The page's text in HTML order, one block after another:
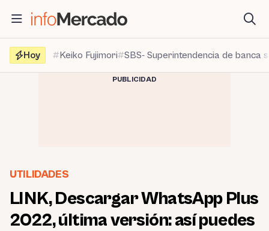
contenido
Hoy
Keiko Fujimori SBS- Superintendencia de banca
PUBLICIDAD
UTILIDADES
LINK, Descargar WhatsApp Plus
2022, última versión: así puedes